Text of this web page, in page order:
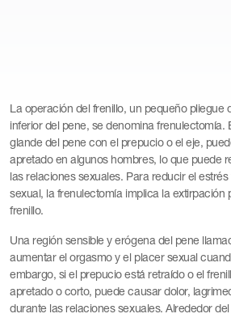
La operación del frenillo, un pequeño pliegue
inferior del pene, se denomina frenulectomía.
glande del pene con el prepucio o el eje,
apretado en algunos hombres, lo que puede
las relaciones sexuales. Para reducir el
sexual, la frenulectomía implica la extirpación
frenillo.
Una región sensible y erógena del pene
aumentar el orgasmo y el placer sexual
embargo, si el prepucio está retraído o el
apretado o corto, puede causar dolor,
durante las relaciones sexuales. Alrededor